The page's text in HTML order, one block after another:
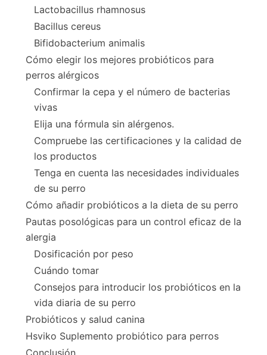
Lactobacillus rhamnosus
Bacillus cereus
Bifidobacterium animalis
Cómo elegir los mejores probióticos para
perros alérgicos
Confirmar la cepa y el número de bacterias
vivas
Elija una fórmula sin alérgenos.
Compruebe las certificaciones y la calidad de
los productos
Tenga en cuenta las necesidades individuales
de su perro
Cómo añadir probióticos a la dieta de su perro
Pautas posológicas para un control eficaz de la
alergia
Dosificación por peso
Cuándo tomar
Consejos para introducir los probióticos en la
vida diaria de su perro
Probióticos y salud canina
Hsviko Suplemento probiótico para perros